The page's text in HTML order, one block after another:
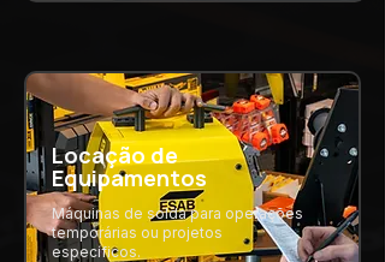
Locação de
Equipamentos
Máquinas de solda para operações
temporárias ou projetos
específicos.